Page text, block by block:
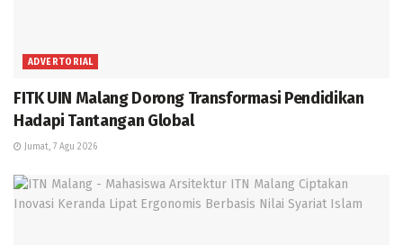
ADVERTORIAL
FITK UIN Malang Dorong Transformasi Pendidikan
Hadapi Tantangan Global
Jumat, 7 Agu 2026